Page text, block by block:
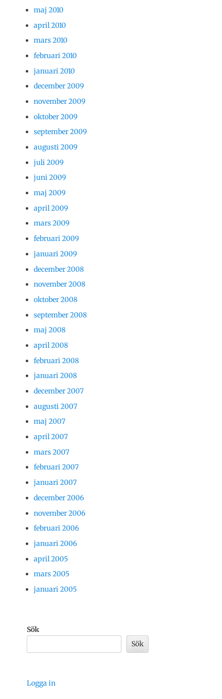
maj 2010
april 2010
mars 2010
februari 2010
januari 2010
december 2009
november 2009
oktober 2009
september 2009
augusti 2009
juli 2009
juni 2009
maj 2009
april 2009
mars 2009
februari 2009
januari 2009
december 2008
november 2008
oktober 2008
september 2008
maj 2008
april 2008
februari 2008
januari 2008
december 2007
augusti 2007
maj 2007
april 2007
mars 2007
februari 2007
januari 2007
december 2006
november 2006
februari 2006
januari 2006
april 2005
mars 2005
januari 2005
Sök
Sök
Logga in